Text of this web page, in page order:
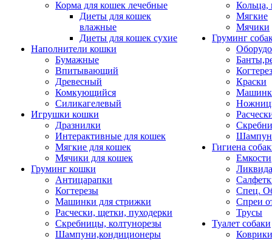
Корма для кошек лечебные
Диеты для кошек
влажные
Диеты для кошек сухие
Наполнители кошки
Бумажные
Впитывающий
Древесный
Комкующийся
Силикагелевый
Игрушки кошки
Дразнилки
Интерактивные для кошек
Мягкие для кошек
Мячики для кошек
Груминг кошки
Антицарапки
Когтерезы
Машинки для стрижки
Расчески, щетки, пуходерки
Скребницы, колтунорезы
Шампуни,кондиционеры
Кольца,
Мягкие
Мячики
Груминг
Краски
Гигиена
Емкости
Спец.
Спреи
Трусы
Туалет собаки
Коврики